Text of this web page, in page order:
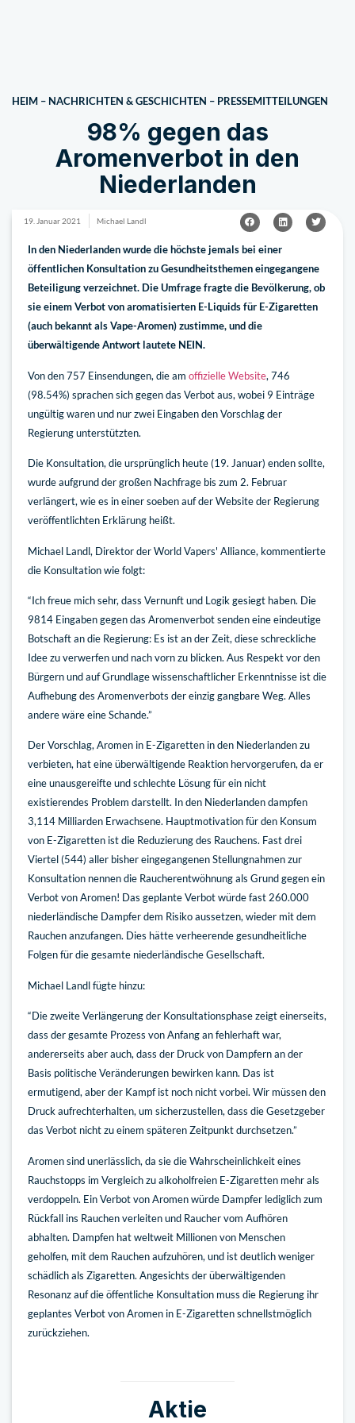
HEIM – NACHRICHTEN & GESCHICHTEN – PRESSEMITTEILUNGEN
98% gegen das
Aromenverbot in den
Niederlanden
19. Januar 2021 Michael Landl
In den Niederlanden wurde die höchste jemals bei einer
öffentlichen Konsultation zu Gesundheitsthemen eingegangene
Beteiligung verzeichnet. Die Umfrage fragte die Bevölkerung, ob
sie einem Verbot von aromatisierten E-Liquids für E-Zigaretten
(auch bekannt als Vape-Aromen) zustimme, und die
überwältigende Antwort lautete NEIN.
Von den 757 Einsendungen, die am offizielle Website, 746
(98.54%) sprachen sich gegen das Verbot aus, wobei 9 Einträge
ungültig waren und nur zwei Eingaben den Vorschlag der
Regierung unterstützten.
Die Konsultation, die ursprünglich heute (19. Januar) enden sollte,
wurde aufgrund der großen Nachfrage bis zum 2. Februar
verlängert, wie es in einer soeben auf der Website der Regierung
veröffentlichten Erklärung heißt.
Michael Landl, Direktor der World Vapers' Alliance, kommentierte
die Konsultation wie folgt:
“Ich freue mich sehr, dass Vernunft und Logik gesiegt haben. Die
9814 Eingaben gegen das Aromenverbot senden eine eindeutige
Botschaft an die Regierung: Es ist an der Zeit, diese schreckliche
Idee zu verwerfen und nach vorn zu blicken. Aus Respekt vor den
Bürgern und auf Grundlage wissenschaftlicher Erkenntnisse ist die
Aufhebung des Aromenverbots der einzig gangbare Weg. Alles
andere wäre eine Schande.”
Der Vorschlag, Aromen in E-Zigaretten in den Niederlanden zu
verbieten, hat eine überwältigende Reaktion hervorgerufen, da er
eine unausgereifte und schlechte Lösung für ein nicht
existierendes Problem darstellt. In den Niederlanden dampfen
3,114 Milliarden Erwachsene. Hauptmotivation für den Konsum
von E-Zigaretten ist die Reduzierung des Rauchens. Fast drei
Viertel (544) aller bisher eingegangenen Stellungnahmen zur
Konsultation nennen die Raucherentwöhnung als Grund gegen ein
Verbot von Aromen! Das geplante Verbot würde fast 260.000
niederländische Dampfer dem Risiko aussetzen, wieder mit dem
Rauchen anzufangen. Dies hätte verheerende gesundheitliche
Folgen für die gesamte niederländische Gesellschaft.
Michael Landl fügte hinzu:
“Die zweite Verlängerung der Konsultationsphase zeigt einerseits,
dass der gesamte Prozess von Anfang an fehlerhaft war,
andererseits aber auch, dass der Druck von Dampfern an der
Basis politische Veränderungen bewirken kann. Das ist
ermutigend, aber der Kampf ist noch nicht vorbei. Wir müssen den
Druck aufrechterhalten, um sicherzustellen, dass die Gesetzgeber
das Verbot nicht zu einem späteren Zeitpunkt durchsetzen.”
Aromen sind unerlässlich, da sie die Wahrscheinlichkeit eines
Rauchstopps im Vergleich zu alkoholfreien E-Zigaretten mehr als
verdoppeln. Ein Verbot von Aromen würde Dampfer lediglich zum
Rückfall ins Rauchen verleiten und Raucher vom Aufhören
abhalten. Dampfen hat weltweit Millionen von Menschen
geholfen, mit dem Rauchen aufzuhören, und ist deutlich weniger
schädlich als Zigaretten. Angesichts der überwältigenden
Resonanz auf die öffentliche Konsultation muss die Regierung ihr
geplantes Verbot von Aromen in E-Zigaretten schnellstmöglich
zurückziehen.
Aktie